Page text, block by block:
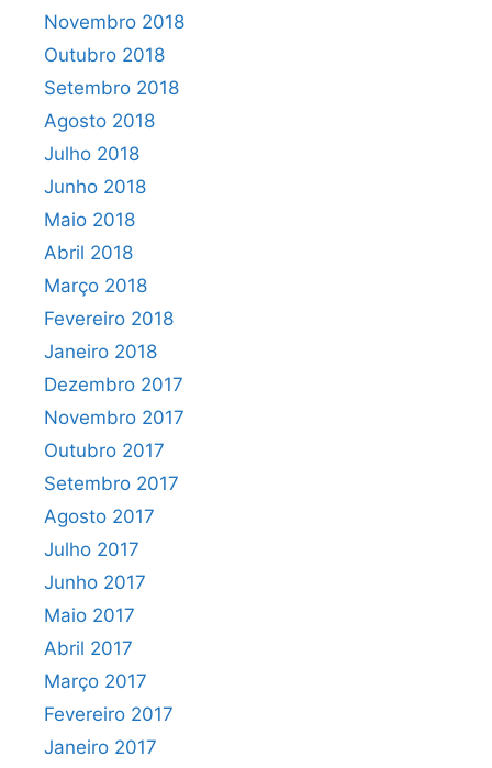
Novembro 2018
Outubro 2018
Setembro 2018
Agosto 2018
Julho 2018
Junho 2018
Maio 2018
Abril 2018
Março 2018
Fevereiro 2018
Janeiro 2018
Dezembro 2017
Novembro 2017
Outubro 2017
Setembro 2017
Agosto 2017
Julho 2017
Junho 2017
Maio 2017
Abril 2017
Março 2017
Fevereiro 2017
Janeiro 2017